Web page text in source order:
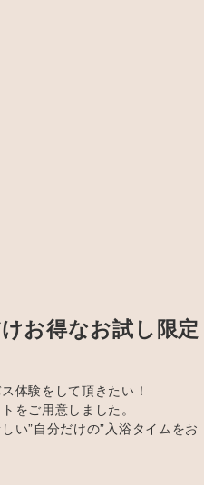
お得なお試し限定
体験をして頂きたい！
をご用意しました。
い”自分だけの”入浴タイムをお